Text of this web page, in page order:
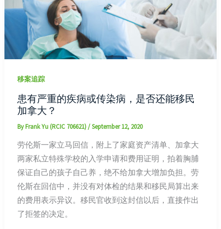
移案追踪
患有严重的疾病或传染病，是否还能移民
加拿大？
ByFrank Yu (RCIC 706621)/September 12, 2020
劳伦斯一家立马回信，附上了家庭资产清单、加拿大
两家私立特殊学校的入学申请和费用证明，拍着胸脯
保证自己的孩子自己养，绝不给加拿大增加负担。劳
伦斯在回信中，并没有对体检的结果和移民局算出来
的费用表示异议。移民官收到这封信以后，直接作出
了拒签的决定。